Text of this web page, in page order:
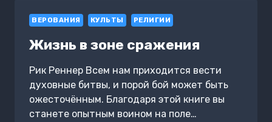
ВЕРОВАНИЯ КУЛЬТЫ РЕЛИГИИ
Жизнь в зоне сражения
Рик Реннер Всем нам приходится вести
духовные битвы, и порой бой может быть
ожесточённым. Благодаря этой книге вы
станете опытным воином на поле…